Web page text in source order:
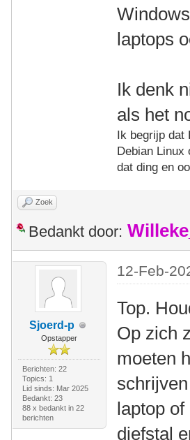
laptops
Ik denk
als het
Ik begrijp dat
Debian Linux
dat ding en
Zoek
Bedankt door:
Sjoerd-p
Opstapper
Berichten: 22
Topics: 1
Lid sinds: Mar 2025
Bedankt: 23
88 x bedankt in 22
berichten
12-Feb-
Top.
Op zich
moeten
laptop
diefstal